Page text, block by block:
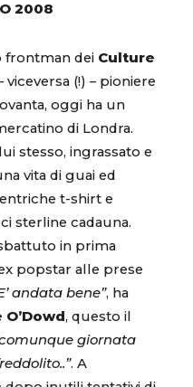
2008
frontman dei Culture
(!) – pioniere
oggi ha un
di Londra.
stesso, ingrassato e
vita di guai ed
t-shirt e
sterline cadauna.
in prima
popstar alle prese
andata bene”, ha
, questo il
giornata
. A